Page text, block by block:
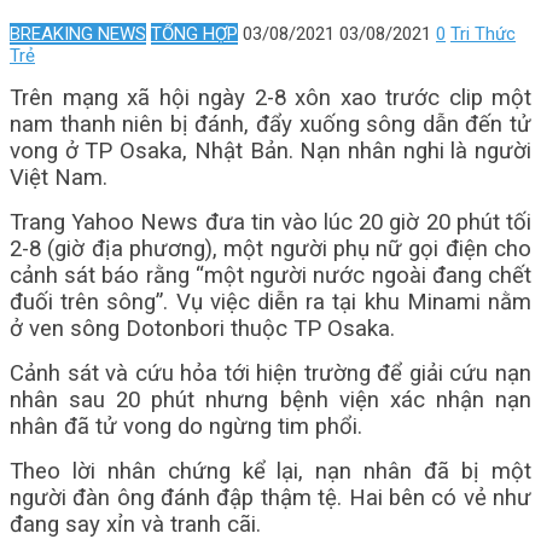
BREAKING NEWS TỔNG HỢP 03/08/2021 03/08/2021 0 Tri Thức
Trẻ
Trên mạng xã hội ngày 2-8 xôn xao trước clip một
nam thanh niên bị đánh, đẩy xuống sông dẫn đến tử
vong ở TP Osaka, Nhật Bản. Nạn nhân nghi là người
Việt Nam.
Trang Yahoo News đưa tin vào lúc 20 giờ 20 phút tối
2-8 (giờ địa phương), một người phụ nữ gọi điện cho
cảnh sát báo rằng “một người nước ngoài đang chết
đuối trên sông”. Vụ việc diễn ra tại khu Minami nằm
ở ven sông Dotonbori thuộc TP Osaka.
Cảnh sát và cứu hỏa tới hiện trường để giải cứu nạn
nhân sau 20 phút nhưng bệnh viện xác nhận nạn
nhân đã tử vong do ngừng tim phổi.
Theo lời nhân chứng kể lại, nạn nhân đã bị một
người đàn ông đánh đập thậm tệ. Hai bên có vẻ như
đang say xỉn và tranh cãi.